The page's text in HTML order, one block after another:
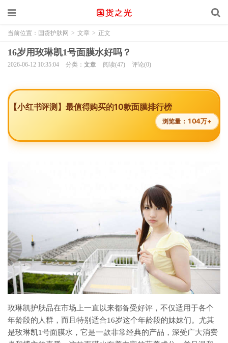
当前位置： 国货护肤网 > 文章 > 正文
16岁用玫琳凯1号面膜水好吗？
2026-06-12 10:35:04 分类： 文章 阅读(47) 评论(0)
【小红书评测】最值得购买的10款面膜排行榜
浏览量： 104万+
玫琳凯护肤品在市场上一直以来都备受好评，不仅适用于各个
年龄段的人群，而且特别适合16岁这个年龄段的妹妹们。尤其
是玫琳凯1号面膜水，它是一款非常经典的产品，深受广大消费